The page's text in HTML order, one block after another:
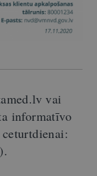
vai
informatīvo